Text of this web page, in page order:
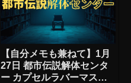
【自分メモも兼ねて】1月
27日 都市伝説解体センタ
ー カプセルラバーマスコ